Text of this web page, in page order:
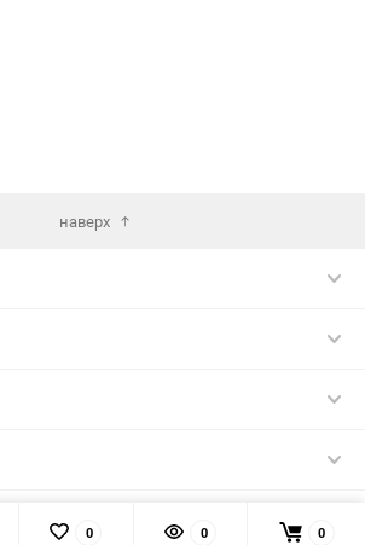
наверх
© 2026 TK5.RU
0 0 0